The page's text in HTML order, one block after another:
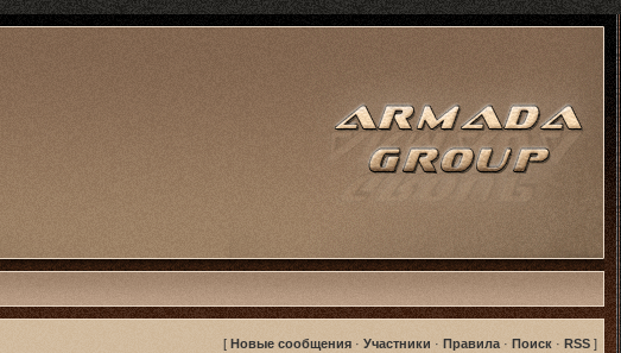
[ Новые сообщения · Участники · Правила · Поиск · RSS ]